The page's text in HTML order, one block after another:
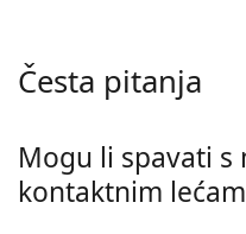
Česta pitanja
Mogu li spavati s
kontaktnim